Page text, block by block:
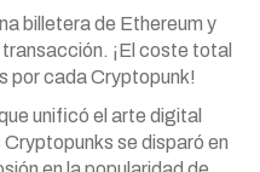
billetera de Ethereum y
¡El coste total
por cada Cryptopunk!
unificó el arte digital
se disparó en